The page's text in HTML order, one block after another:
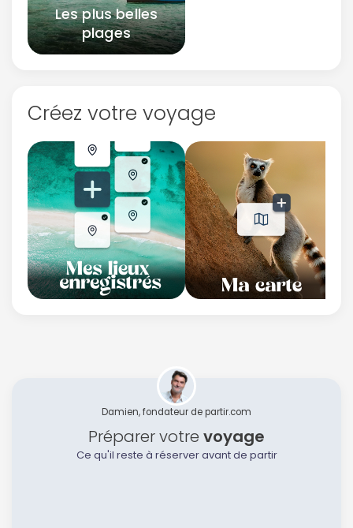
Les plus belles
plages
Créez votre voyage
Damien, fondateur de partir.com
Préparer votre voyage
Ce qu'il reste à réserver avant de partir